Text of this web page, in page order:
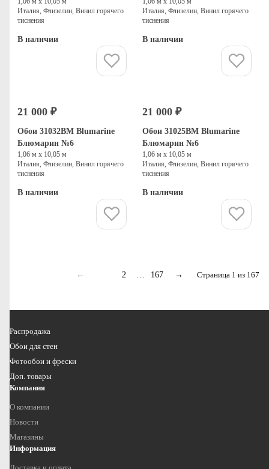
Италия, Флизелин, Винил горячего
тиснения
В наличии
Италия, Флизелин, Винил горячего
тиснения
В наличии
21 000 ₽
Обои 31032BM Blumarine
Блюмарин №6
1,06 м х 10,05 м
Италия, Флизелин, Винил горячего
тиснения
В наличии
21 000 ₽
Обои 31025BM Blumarine
Блюмарин №6
1,06 м х 10,05 м
Италия, Флизелин, Винил горячего
тиснения
В наличии
← 2 … 167 → Страница 1 из 167
Распродажа
Обои для стен
Фотообои и фрески
Доп. товары
Компания
О компании
Новости
Магазины
Информация